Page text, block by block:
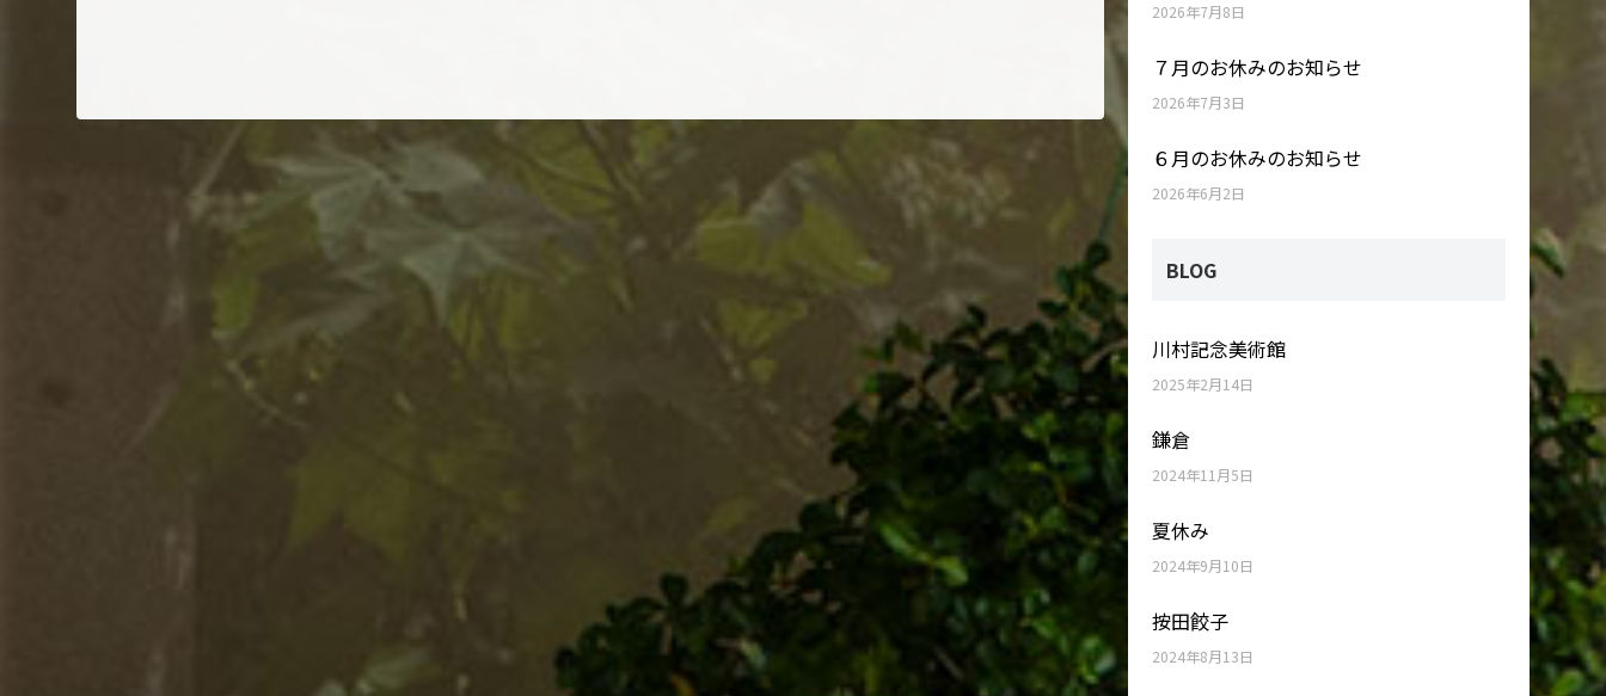
2026年7月8日
７月のお休みのお知らせ
2026年7月3日
６月のお休みのお知らせ
2026年6月2日
BLOG
川村記念美術館
2025年2月14日
鎌倉
2024年11月5日
夏休み
2024年9月10日
按田餃子
2024年8月13日